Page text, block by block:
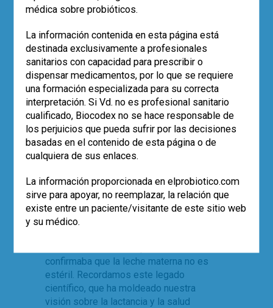
ACTUALÍZATE | ARTÍCULOS
Se cumplen 20 años de la
publicación científica
donde se confirmó que la
leche materna no es estéril
y contenía bacterias
lácticas.
confirmaba que la leche materna no es
estéril. Recordamos este legado
científico, que ha moldeado nuestra
visión sobre la lactancia y la salud
médica sobre probióticos.
La información contenida en esta página está
destinada exclusivamente a profesionales
sanitarios con capacidad para prescribir o
dispensar medicamentos, por lo que se requiere
una formación especializada para su correcta
interpretación. Si Vd. no es profesional sanitario
cualificado, Biocodex no se hace responsable de
los perjuicios que pueda sufrir por las decisiones
basadas en el contenido de esta página o de
cualquiera de sus enlaces.
La información proporcionada en elprobiotico.com
sirve para apoyar, no reemplazar, la relación que
existe entre un paciente/visitante de este sitio web
y su médico.